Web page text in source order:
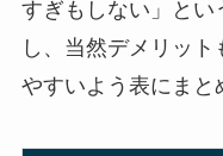
すぎもしない」と
し、当然デメリッ
やすいよう表にまと